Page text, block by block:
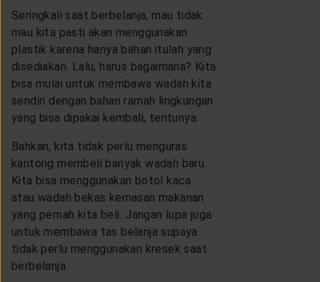
Seringkali saat berbelanja, mau tidak
mau kita pasti akan menggunakan
plastik karena hanya bahan itulah yang
disediakan. Lalu, harus bagaimana? Kita
bisa mulai untuk membawa wadah kita
sendiri dengan bahan ramah lingkungan
yang bisa dipakai kembali, tentunya.
Bahkan, kita tidak perlu menguras
kantong membeli banyak wadah baru.
Kita bisa menggunakan botol kaca
atau wadah bekas kemasan makanan
yang pernah kita beli. Jangan lupa juga
untuk membawa tas belanja supaya
tidak perlu menggunakan kresek saat
berbelanja.